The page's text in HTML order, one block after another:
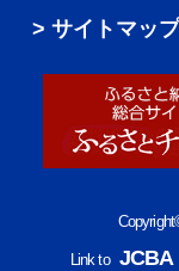
サイトマッ
Link to JCBA